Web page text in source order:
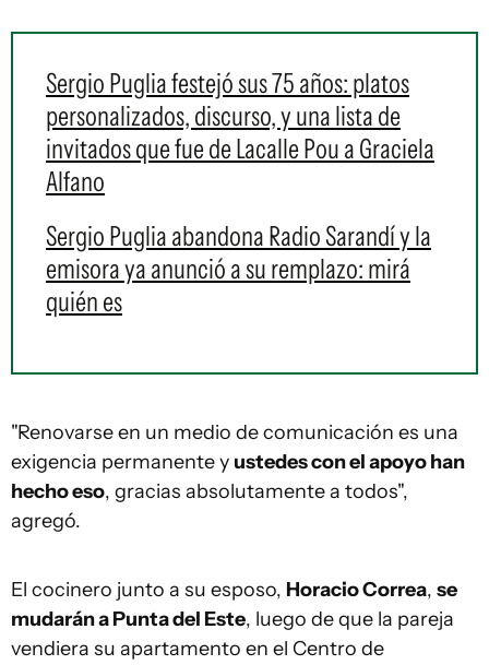
Sergio Puglia festejó sus 75 años: platos
personalizados, discurso, y una lista de
invitados que fue de Lacalle Pou a Graciela
Alfano
Sergio Puglia abandona Radio Sarandí y la
emisora ya anunció a su remplazo: mirá
quién es
"Renovarse en un medio de comunicación es una
exigencia permanente y ustedes con el apoyo han
hecho eso, gracias absolutamente a todos",
agregó.
El cocinero junto a su esposo, Horacio Correa, se
mudarán a Punta del Este, luego de que la pareja
vendiera su apartamento en el Centro de